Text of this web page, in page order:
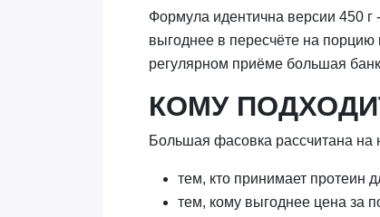
Формула идентична версии 450 г
выгоднее в пересчёте на
регулярном приёме большая
КОМУ ПОДХОДИТ
Большая фасовка рассчитана на
тем, кто принимает протеин
тем, кому выгоднее цена за